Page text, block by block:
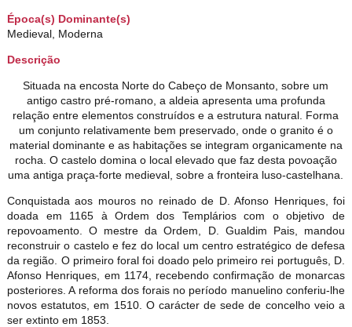
Época(s) Dominante(s)
Medieval, Moderna
Descrição
Situada na encosta Norte do Cabeço de Monsanto, sobre um
antigo castro pré-romano, a aldeia apresenta uma profunda
relação entre elementos construídos e a estrutura natural. Forma
um conjunto relativamente bem preservado, onde o granito é o
material dominante e as habitações se integram organicamente na
rocha. O castelo domina o local elevado que faz desta povoação
uma antiga praça-forte medieval, sobre a fronteira luso-castelhana.
Conquistada aos mouros no reinado de D. Afonso Henriques, foi
doada em 1165 à Ordem dos Templários com o objetivo de
repovoamento. O mestre da Ordem, D. Gualdim Pais, mandou
reconstruir o castelo e fez do local um centro estratégico de defesa
da região. O primeiro foral foi doado pelo primeiro rei português, D.
Afonso Henriques, em 1174, recebendo confirmação de monarcas
posteriores. A reforma dos forais no período manuelino conferiu-lhe
novos estatutos, em 1510. O carácter de sede de concelho veio a
ser extinto em 1853.